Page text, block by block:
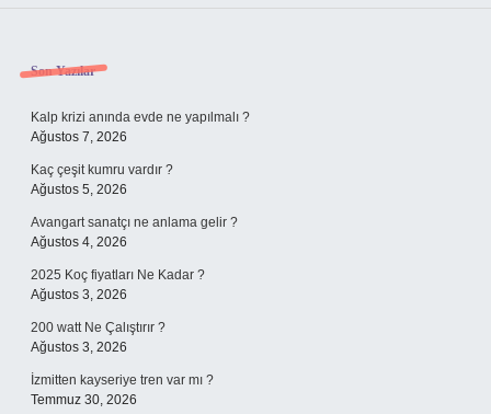
Sidebar
Son Yazılar
Kalp krizi anında evde ne yapılmalı ?
Ağustos 7, 2026
Kaç çeşit kumru vardır ?
Ağustos 5, 2026
Avangart sanatçı ne anlama gelir ?
Ağustos 4, 2026
2025 Koç fiyatları Ne Kadar ?
Ağustos 3, 2026
200 watt Ne Çalıştırır ?
Ağustos 3, 2026
İzmitten kayseriye tren var mı ?
Temmuz 30, 2026